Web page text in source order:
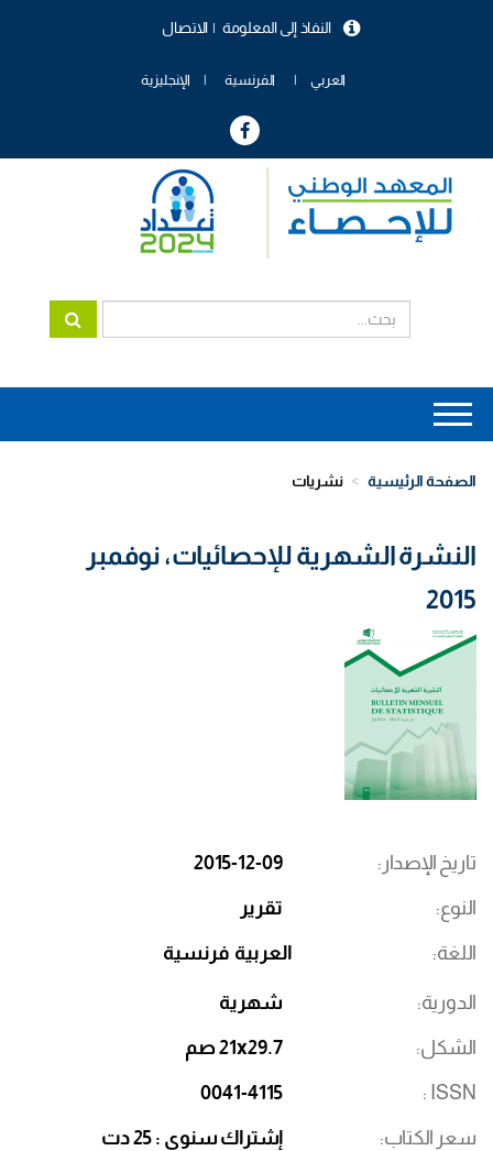
الاتصال النفاذ إلى المعلومة
العربي الفرنسية الإنجليزية
Main
navigation
الصفحة الرئيسية نشريات
النشرة الشهرية للإحصائيات، نوفمبر
2015
تاريخ الإصدار 2015-12-09
النوع تقرير
اللغة العربية فرنسية
الدورية شهرية
الشكل 21x29.7 صم
ISSN
0041-4115
سعر الكتاب إشتراك سنوي : 25 دت